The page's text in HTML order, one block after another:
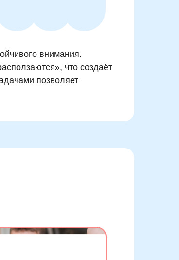
внимания.
что создаёт
позволяет